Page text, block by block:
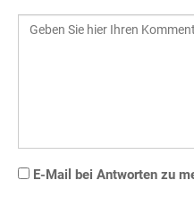
E-Mail bei Antworten zu